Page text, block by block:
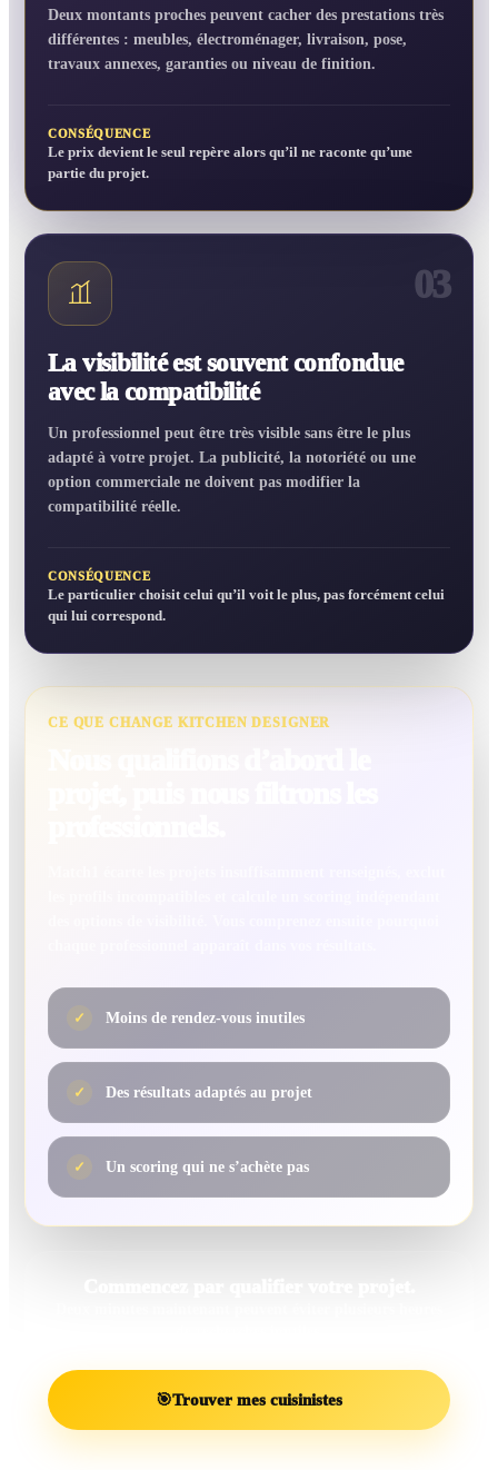
Deux montants proches peuvent cacher des prestations très
différentes : meubles, électroménager, livraison, pose,
travaux annexes, garanties ou niveau de finition.
CONSÉQUENCE
Le prix devient le seul repère alors qu’il ne raconte qu’une
partie du projet.
03
La visibilité est souvent confondue
avec la compatibilité
Un professionnel peut être très visible sans être le plus
adapté à votre projet. La publicité, la notoriété ou une
option commerciale ne doivent pas modifier la
compatibilité réelle.
CONSÉQUENCE
Le particulier choisit celui qu’il voit le plus, pas forcément celui
qui lui correspond.
CE QUE CHANGE KITCHEN DESIGNER
✓ Moins de rendez-vous inutiles
✓ Des résultats adaptés au projet
✓ Un scoring qui ne s’achète pas
🎯Trouver mes cuisinistes